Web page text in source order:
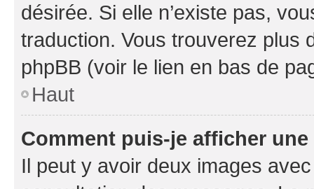
désirée. Si elle n’existe pas,
traduction. Vous trouverez plus
phpBB (voir le lien en bas de
Haut
Comment puis-je afficher
Il peut y avoir deux images